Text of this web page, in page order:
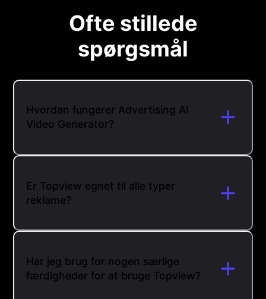
Ofte stillede
spørgsmål
Hvordan fungerer Advertising AI
Video Generator?
Er Topview egnet til alle typer
reklame?
Har jeg brug for nogen særlige
færdigheder for at bruge Topview?